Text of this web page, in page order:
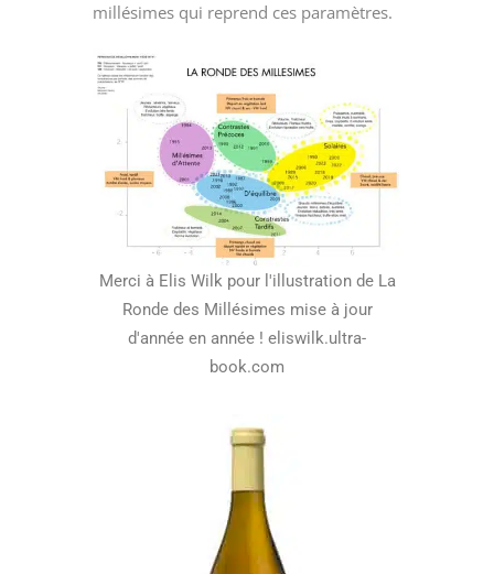
millésimes qui reprend ces paramètres.
Merci à Elis Wilk pour l'illustration de La
Ronde des Millésimes mise à jour
d'année en année ! eliswilk.ultra-
book.com